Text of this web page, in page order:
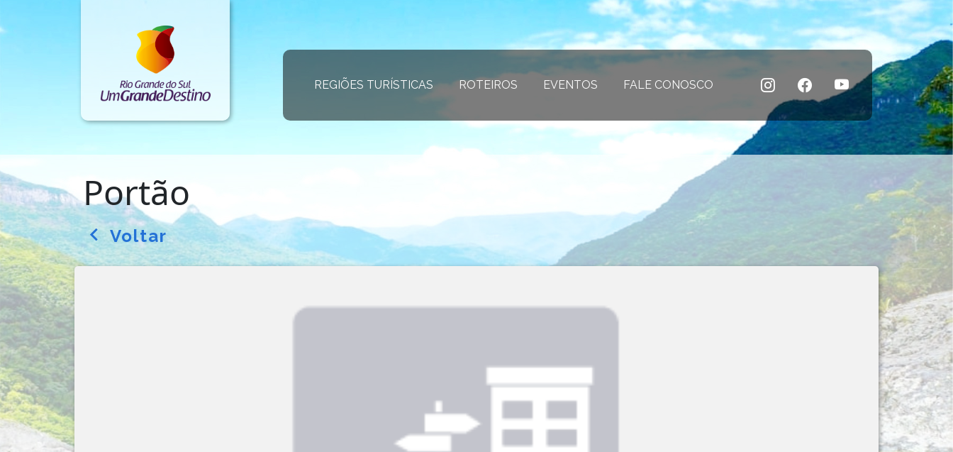
REGIÕES TURÍSTICAS(página atual)
ROTEIROS (página atual)
EVENTOS (página atual)
FALE CONOSCO (página atual)
Portão
arrow_back_ios Voltar